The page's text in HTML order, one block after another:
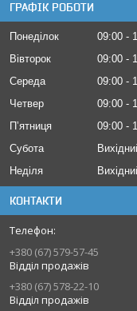
ГРАФІК РОБОТИ
Понеділок 09:00
Вівторок
09:00
Середа
09:00
Четвер
09:00
Пʼятниця
09:00
Субота
Неділя
КОНТАКТИ
+380 (67) 579-57-45
Відділ продажів
+380 (67) 578-22-10
Відділ продажів